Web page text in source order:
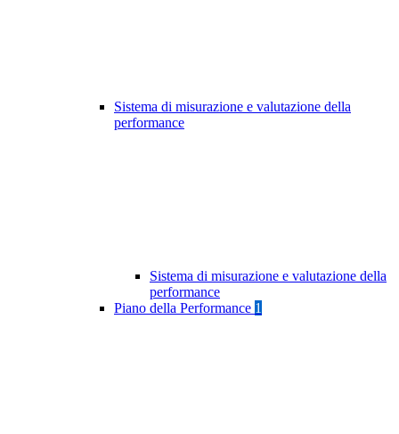
Sistema di misurazione e valutazione della
performance
Sistema di misurazione e valutazione della
performance
Piano della Performance 1